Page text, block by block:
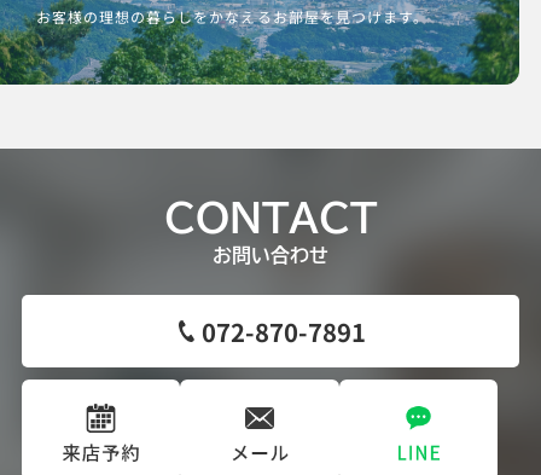
お客様の理想の暮らしをかなえるお部屋を見つけます。
CONTACT
お問い合わせ
072-870-7891